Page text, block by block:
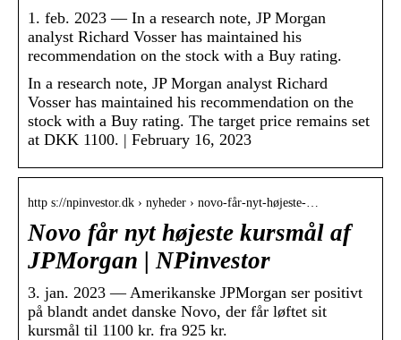
1. feb. 2023 — In a research note, JP Morgan
analyst Richard Vosser has maintained his
recommendation on the stock with a Buy rating.
In a research note, JP Morgan analyst Richard
Vosser has maintained his recommendation on the
stock with a Buy rating. The target price remains set
at DKK 1100. | February 16, 2023
http s://npinvestor.dk › nyheder › novo-får-nyt-højeste-…
Novo får nyt højeste kursmål af
JPMorgan | NPinvestor
3. jan. 2023 — Amerikanske JPMorgan ser positivt
på blandt andet danske Novo, der får løftet sit
kursmål til 1100 kr. fra 925 kr.